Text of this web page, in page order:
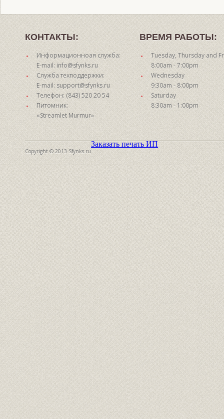
КОНТАКТЫ:
Информационноая служба:
E-mail: info@sfynks.ru
Служба техподдержки:
E-mail: support@sfynks.ru
Телефон: (843) 520 20 54
Питомник:
«Streamlet Murmur»
ВРЕМЯ РАБОТЫ:
Tuesday, Thursday and
8:00am - 7:00pm
Wednesday
9:30am - 8:00pm
Saturday
8:30am - 1:00pm
Copyright © 2013 Sfynks.ru
Заказать печать ИП